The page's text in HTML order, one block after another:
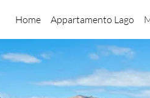
Home Appartamento Lago